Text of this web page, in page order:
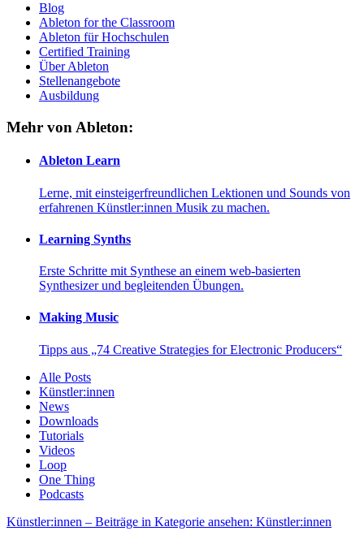
Blog
Ableton for the Classroom
Ableton für Hochschulen
Certified Training
Über Ableton
Stellenangebote
Ausbildung
Mehr von Ableton:
Ableton Learn
Lerne, mit einsteigerfreundlichen Lektionen und Sounds von
erfahrenen Künstler:innen Musik zu machen.
Learning Synths
Erste Schritte mit Synthese an einem web-basierten
Synthesizer und begleitenden Übungen.
Making Music
Tipps aus „74 Creative Strategies for Electronic Producers“
Alle Posts
Künstler:innen
News
Downloads
Tutorials
Videos
Loop
One Thing
Podcasts
Künstler:innen – Beiträge in Kategorie ansehen: Künstler:innen